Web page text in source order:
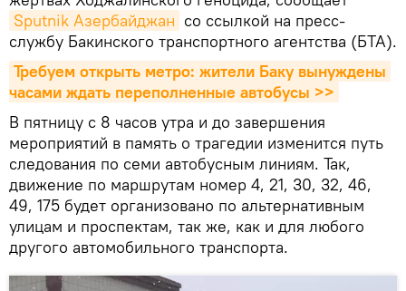
Sputnik Азербайджан со ссылкой на пресс-
службу Бакинского транспортного агентства (БТА).
Требуем открыть метро: жители Баку вынуждены
часами ждать переполненные автобусы >>
В пятницу с 8 часов утра и до завершения
мероприятий в память о трагедии изменится путь
следования по семи автобусным линиям. Так,
движение по маршрутам номер 4, 21, 30, 32, 46,
49, 175 будет организовано по альтернативным
улицам и проспектам, так же, как и для любого
другого автомобильного транспорта.